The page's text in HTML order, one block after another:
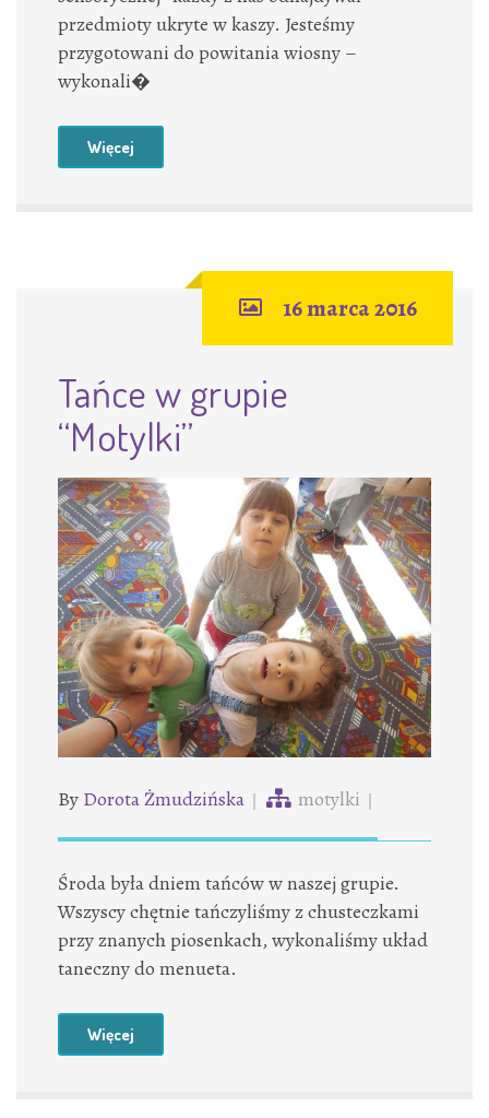
przedmioty ukryte w kaszy. Jesteśmy
przygotowani do powitania wiosny –
wykonali�
Więcej
16 marca 2016
Tańce w grupie
“Motylki”
By Dorota Żmudzińska motylki
Środa była dniem tańców w naszej grupie.
Wszyscy chętnie tańczyliśmy z chusteczkami
przy znanych piosenkach, wykonaliśmy układ
taneczny do menueta.
Więcej